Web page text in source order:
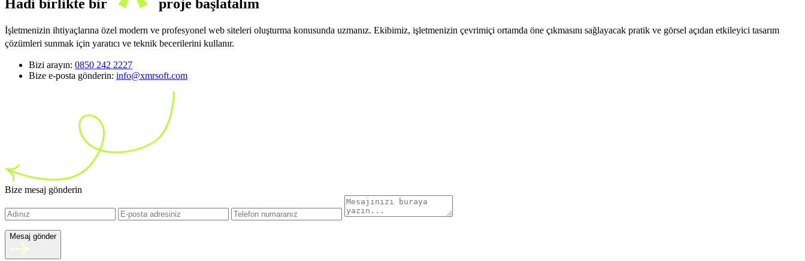
Hadi birlikte bir proje başlatalım
İşletmenizin ihtiyaçlarına özel modern ve profesyonel web siteleri oluşturma konusunda uzmanız. Ekibimiz, işletmenizin çevrimiçi ortamda öne çıkmasını sağlayacak pratik ve görsel açıdan etkileyici tasarım
çözümleri sunmak için yaratıcı ve teknik becerilerini kullanır.
Bizi arayın: 0850 242 2227
Bize e-posta gönderin: info@xmrsoft.com
Bize mesaj gönderin
Mesaj gönder